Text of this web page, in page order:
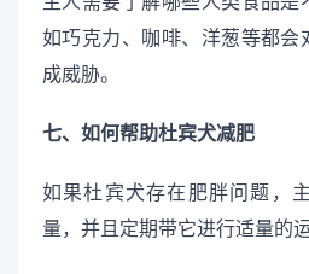
如巧克力、咖啡、洋葱等都会
成威胁。
七、如何帮助杜宾犬减肥
如果杜宾犬存在肥胖问题，
量，并且定期带它进行适量的